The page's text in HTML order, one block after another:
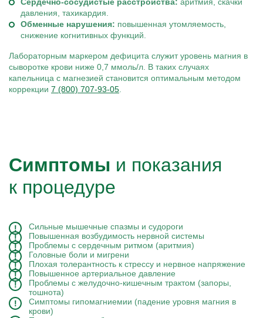
давления, тахикардия.
Обменные нарушения: повышенная утомляемость,
снижение когнитивных функций.
Лабораторным маркером дефицита служит уровень магния в
сыворотке крови ниже 0,7 ммоль/л. В таких случаях
капельница с магнезией становится оптимальным методом
коррекции 7 (800) 707-93-05
Симптомы и показания
к процедуре
Сильные мышечные спазмы и судороги
Повышенная возбудимость нервной системы
Проблемы с сердечным ритмом (аритмия)
Головные боли и мигрени
Плохая толерантность к стрессу и нервное напряжение
Повышенное артериальное давление
Проблемы с желудочно-кишечным трактом (запоры,
тошнота)
Симптомы гипомагниемии (падение уровня магния в
крови)